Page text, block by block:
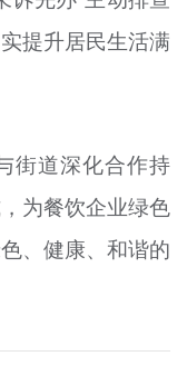
提升居民生活满
街道深化合作持
为餐饮企业绿色
、健康、和谐的